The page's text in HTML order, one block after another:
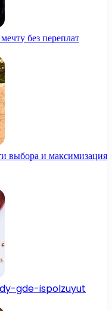
без переплат
выбора и максимизация
gde-ispolzuyut